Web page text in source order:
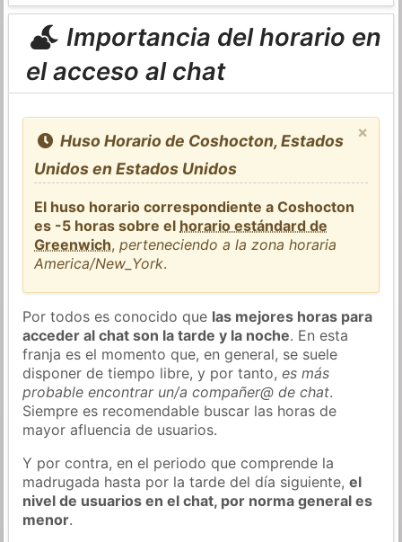
Importancia del horario en
el acceso al chat
×
Huso Horario de Coshocton, Estados
Unidos en Estados Unidos
El huso horario correspondiente a Coshocton
es -5 horas sobre el horario estándard de
Greenwich,perteneciendo a la zona horaria
America/New_York.
Por todos es conocido que las mejores horas para
acceder al chat son la tarde y la noche. En esta
franja es el momento que, en general, se suele
disponer de tiempo libre, y por tanto,es más
probable encontrar un/a compañer@ de chat.
Siempre es recomendable buscar las horas de
mayor afluencia de usuarios.
Y por contra, en el periodo que comprende la
madrugada hasta por la tarde del día siguiente,el
nivel de usuarios en el chat, por norma general es
menor.